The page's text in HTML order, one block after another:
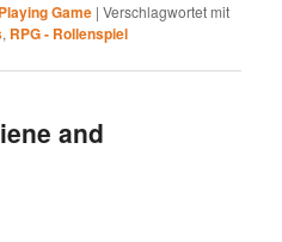
Game |Verschlagwortet mit
, RPG - Rollenspiel
and